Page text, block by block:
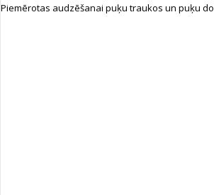
Piemērotas audzēšanai puķu traukos un puķu